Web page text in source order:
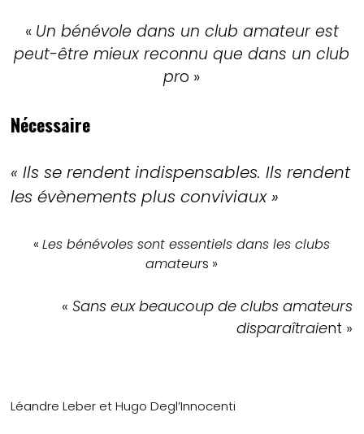
« Un bénévole dans un club amateur est
peut-être mieux reconnu que dans un club
pro »
Nécessaire
« Ils se rendent indispensables. Ils rendent
les évènements plus conviviaux »
«Les bénévoles sont essentiels dans les clubs
amateurs »
«Sans eux beaucoup de clubs amateurs
disparaîtraient »
Léandre Leber et Hugo Degl’Innocenti